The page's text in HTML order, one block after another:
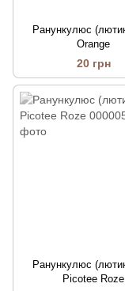
Ранункулюс
Orange
20 грн
Ранункулюс
Picotee Roze